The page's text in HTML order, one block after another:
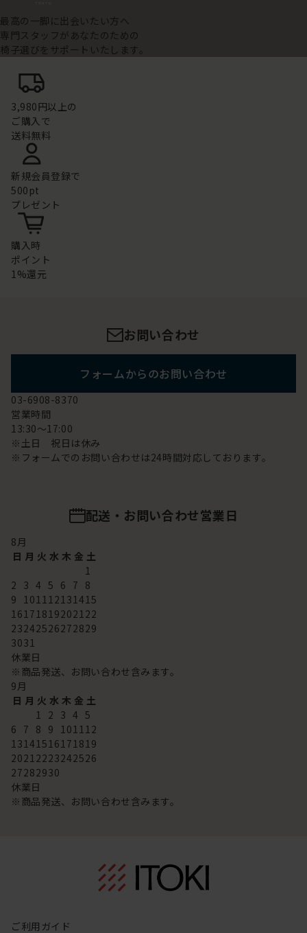
最高の一脚に出会いたい方へ
専門スタッフがあなたのための
椅子選びをサポートいたします。
3,980円以上の
ご購入で
送料無料
新規会員登録で
500pt
プレゼント
購入時
ポイント
1%還元
お問い合わせ
フォームからのお問い合わせ
03-6908-8370
営業時間
13:30～17:00
※土日 祝日は休み
※フォームでのお問い合わせは24時間対応しております。
配送・お問い合わせ営業日
8月
日 月 火 水 木 金 土
1
2 3 4 5 6 7 8
9 101112131415
16171819202122
23242526272829
3031
休業日
※商品発送、お問い合わせ含みます。
9月
日 月 火 水 木 金 土
1 2 3 4 5
6 7 8 9 101112
13141516171819
20212223242526
27282930
休業日
※商品発送、お問い合わせ含みます。
ご利用ガイド